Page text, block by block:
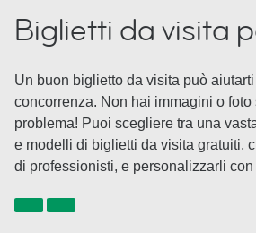
Biglietti da visita
Un buon biglietto da visita può
concorrenza. Non hai immagini o
problema! Puoi scegliere tra una
e modelli di biglietti da visita gratuiti,
di professionisti, e personalizzarli con